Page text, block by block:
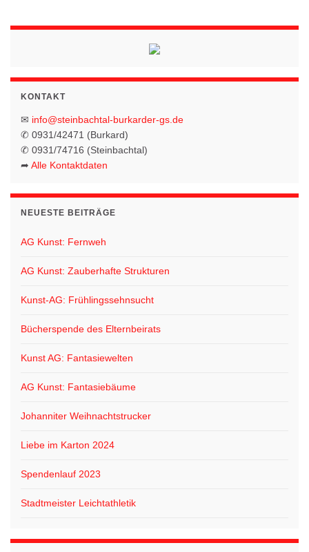
KONTAKT
✉ info@steinbachtal-burkarder-gs.de
✆ 0931/42471 (Burkard)
✆ 0931/74716 (Steinbachtal)
➦ Alle Kontaktdaten
NEUESTE BEITRÄGE
AG Kunst: Fernweh
AG Kunst: Zauberhafte Strukturen
Kunst-AG: Frühlingssehnsucht
Bücherspende des Elternbeirats
Kunst AG: Fantasiewelten
AG Kunst: Fantasiebäume
Johanniter Weihnachtstrucker
Liebe im Karton 2024
Spendenlauf 2023
Stadtmeister Leichtathletik